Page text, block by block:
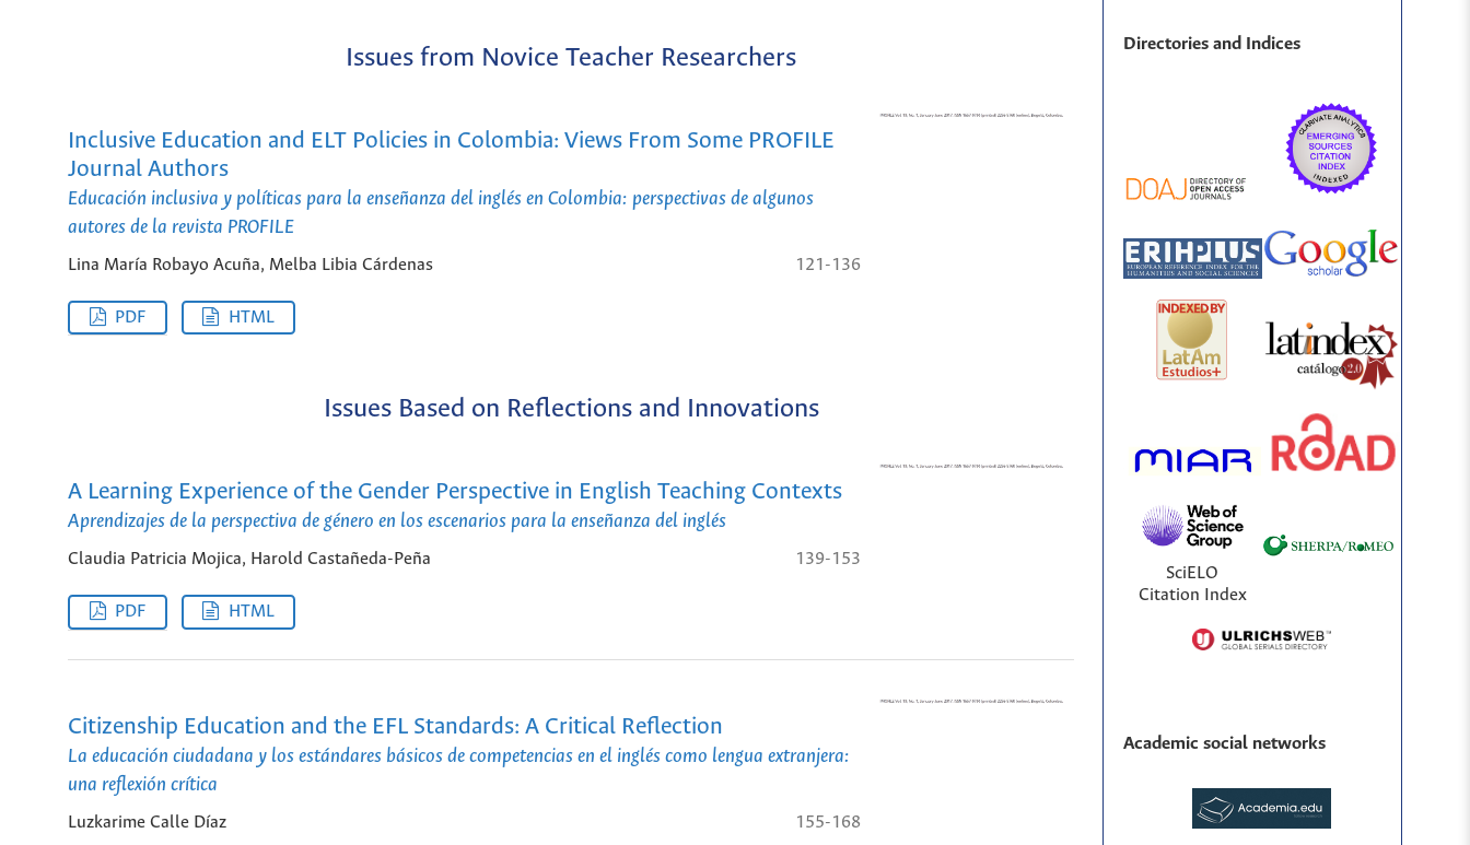
Issues from Novice Teacher Researchers
Inclusive Education and ELT Policies in Colombia: Views From Some PROFILE
Journal Authors
Educación inclusiva y políticas para la enseñanza del inglés en Colombia: perspectivas de algunos
autores de la revista PROFILE
Lina María Robayo Acuña, Melba Libia Cárdenas 121-136
PDF HTML
Issues Based on Reflections and Innovations
A Learning Experience of the Gender Perspective in English Teaching Contexts
Aprendizajes de la perspectiva de género en los escenarios para la enseñanza del inglés
Claudia Patricia Mojica, Harold Castañeda-Peña 139-153
PDF HTML
Citizenship Education and the EFL Standards: A Critical Reflection
La educación ciudadana y los estándares básicos de competencias en el inglés como lengua extranjera:
una reflexión crítica
Luzkarime Calle Díaz 155-168
Directories and Indices
SciELO
Citation Index
Academic social networks